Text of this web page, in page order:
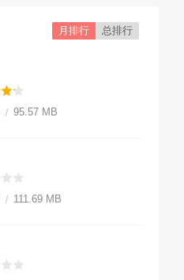
月排行 总排行
95.57 MB
111.69 MB